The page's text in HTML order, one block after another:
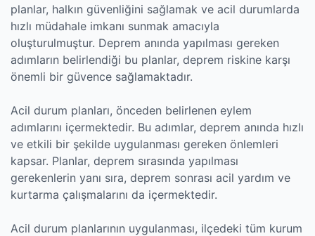
planlar, halkın güvenliğini sağlamak ve acil durumlarda
hızlı müdahale imkanı sunmak amacıyla
oluşturulmuştur. Deprem anında yapılması gereken
adımların belirlendiği bu planlar, deprem riskine karşı
önemli bir güvence sağlamaktadır.
Acil durum planları, önceden belirlenen eylem
adımlarını içermektedir. Bu adımlar, deprem anında hızlı
ve etkili bir şekilde uygulanması gereken önlemleri
kapsar. Planlar, deprem sırasında yapılması
gerekenlerin yanı sıra, deprem sonrası acil yardım ve
kurtarma çalışmalarını da içermektedir.
Acil durum planlarının uygulanması, ilçedeki tüm kurum